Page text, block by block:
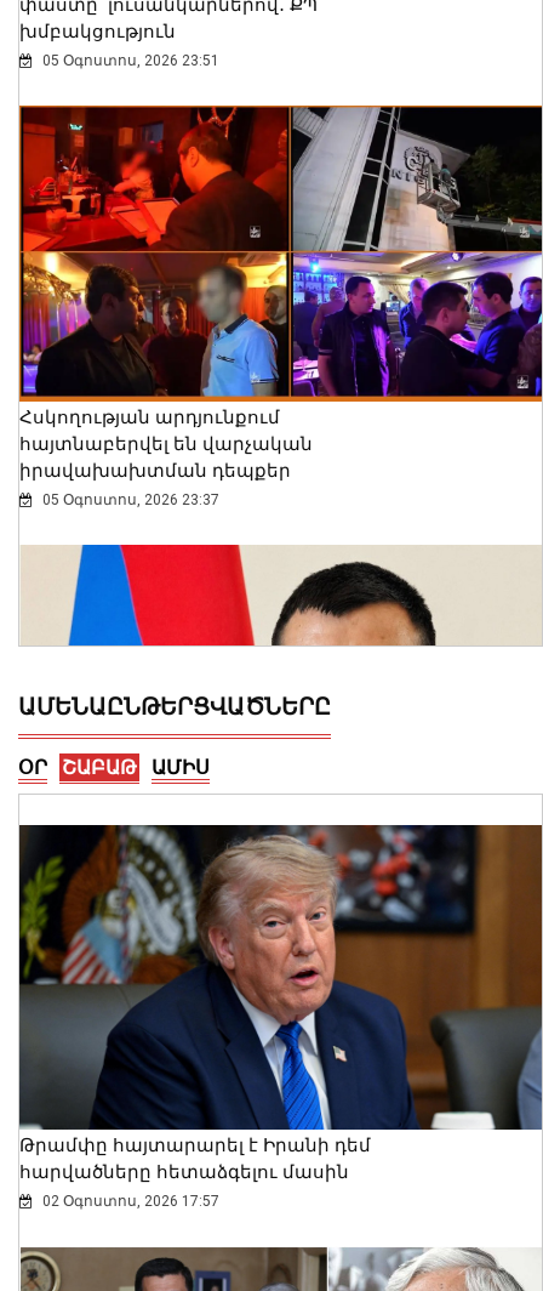
փաստը՝ լուսանկարներով․ ՔՊ
խմբակցություն
05 Օգոստոս, 2026 23:51
Հսկողության արդյունքում
հայտնաբերվել են վարչական
իրավախախտման դեպքեր
05 Օգոստոս, 2026 23:37
Արմեն Մամաջանյանը նշանակվել է ԱԺ
նախագահի տեղակալի խորհրդական
05 Օգոստոս, 2026 23:31
ԱՄԵՆԱԸՆԹԵՐՑՎԱԾՆԵՐԸ
ՕՐ ՇԱԲԱԹ ԱՄԻՍ
Թրամփը հայտարարել է Իրանի դեմ
հարվածները հետաձգելու մասին
02 Օգոստոս, 2026 17:57